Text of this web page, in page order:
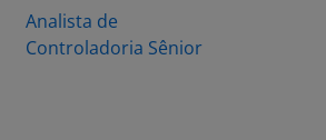
Analista de
Controladoria Sênior